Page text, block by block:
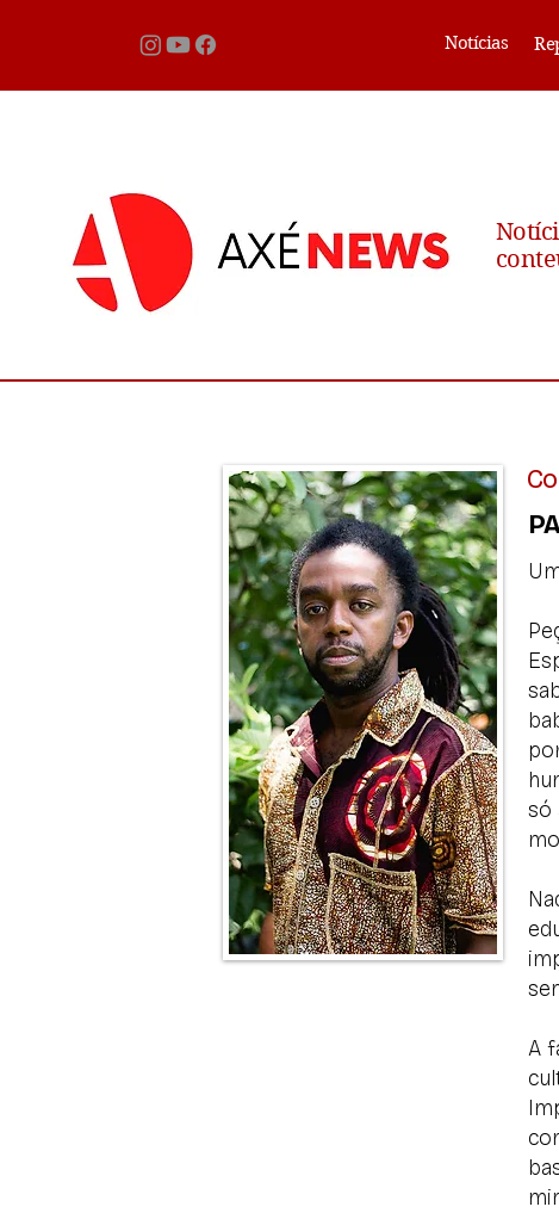
Notícias
só
A